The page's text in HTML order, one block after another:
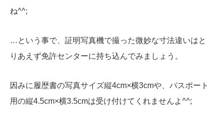
ね^^;
…という事で、証明写真機で撮った微妙な寸法違いはと
りあえず免許センターに持ち込んでみましょう。
因みに履歴書の写真サイズ縦4cm×横3cmや、パスポート
用の縦4.5cm×横3.5cmは受け付けてくれませんよ^^;